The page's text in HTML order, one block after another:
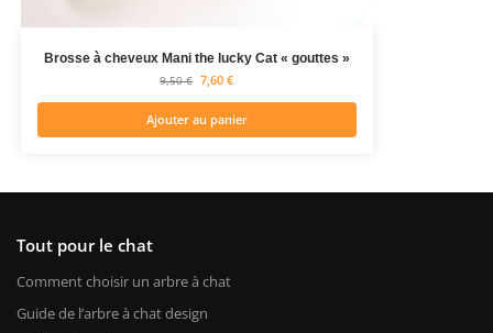
Brosse à cheveux Mani the lucky Cat « gouttes »
9,50€ 7,60€
Ajouter au panier
Tout pour le chat
Comment choisir un arbre à chat
Guide de l’arbre à chat design